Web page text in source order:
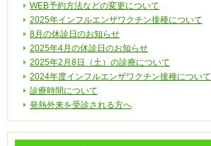
WEB予約方法などの変更について
2025年インフルエンザワクチン接種について
8月の休診日のお知らせ
2025年4月の休診日のお知らせ
2025年2月8日（土）の診療について
2024年度インフルエンザワクチン接種について
診療時間について
発熱外来を受診される方へ